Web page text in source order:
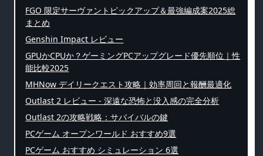
FGO 限定サーヴァントピックアップ＆最強編成案2025総
まとめ
Genshin Impact レビュー
GPUかCPUか？ゲーミングPCアップグレード優先順位｜性
能比較2025
MHNow デイリークエスト攻略｜効率周回と報酬最適化
Outlast 2 レビュー - 深遠な恐怖と没入感の完全分析
Outlast 2の攻略戦略：サバイバルの鍵
PCゲーム オープンワールド おすすめ9選
PCゲーム おすすめ シミュレーション 6選